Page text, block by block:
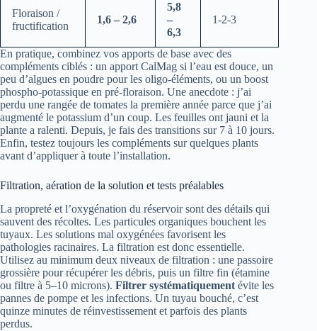
Floraison /
fructification
1,6 – 2,6
5,8
–
6,3
1-2-3
En pratique, combinez vos apports de base avec des
compléments ciblés : un apport CalMag si l’eau est douce, un
peu d’algues en poudre pour les oligo-éléments, ou un boost
phospho-potassique en pré-floraison. Une anecdote : j’ai
perdu une rangée de tomates la première année parce que j’ai
augmenté le potassium d’un coup. Les feuilles ont jauni et la
plante a ralenti. Depuis, je fais des transitions sur 7 à 10 jours.
Enfin, testez toujours les compléments sur quelques plants
avant d’appliquer à toute l’installation.
Filtration, aération de la solution et tests préalables
La propreté et l’oxygénation du réservoir sont des détails qui
sauvent des récoltes. Les particules organiques bouchent les
tuyaux. Les solutions mal oxygénées favorisent les
pathologies racinaires. La filtration est donc essentielle.
Utilisez au minimum deux niveaux de filtration : une passoire
grossière pour récupérer les débris, puis un filtre fin (étamine
ou filtre à 5–10 microns). Filtrer systématiquement évite les
pannes de pompe et les infections. Un tuyau bouché, c’est
quinze minutes de réinvestissement et parfois des plants
perdus.